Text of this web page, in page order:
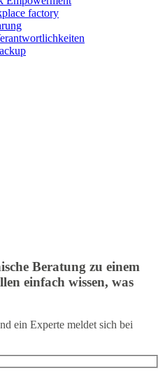
factory
Beratung zu einem
einfach wissen, was
ein Experte meldet sich bei